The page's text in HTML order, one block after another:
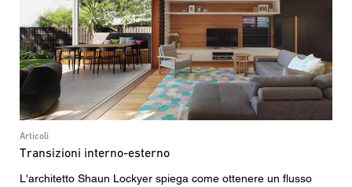
Articoli
Transizioni interno-esterno
L'architetto Shaun Lockyer spiega come ottenere un flusso